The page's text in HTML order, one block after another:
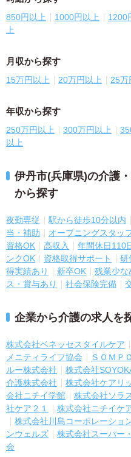
850円以上 1000円以上 1200
上
月収から探す
15万円以上 20万円以上 25万
年収から探す
250万円以上 300万円以上
以上
伊丹市(兵庫県)の介護
から探す
夜勤専従 駅から徒歩10分以内
当・補助
オープニングスタッ
資格OK
高収入 年間休日110
ンクOK
資格取得サポート 研
得実績あり
新卒OK 残業少な
ス・賞与あり
社会保険完備
企業から介護の求人を
株式会社ベネッセスタイルケア
メニティライフ協会
ＳＯＭＰ
ルー株式会社
株式会社
介護株式会社
株式会社ケアリ
会社ニチイ学館
株式会社ソラ
社ケア２１
株式会社ニチイケ
株式会社川島コーポレーショ
ンウェルズ
株式会社スーパー
会